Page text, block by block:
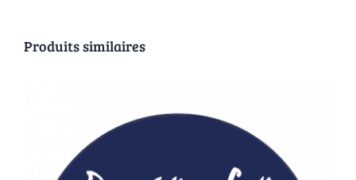
Produits similaires